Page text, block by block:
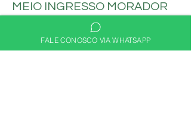
MEIO INGRESSO MORADOR
Preço
FALE CONOSCO VIA WHATSAPP